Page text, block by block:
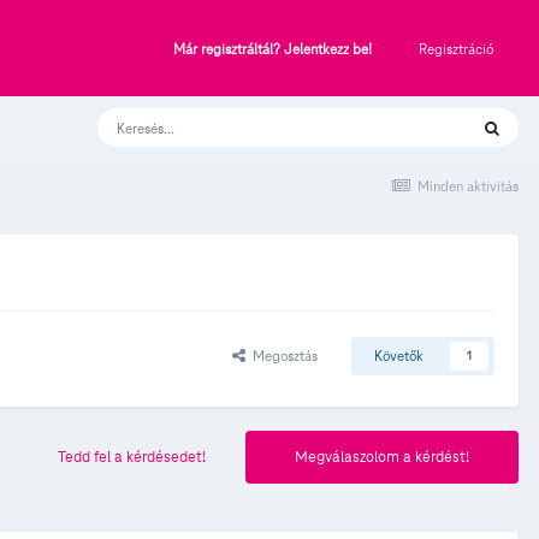
Már regisztráltál? Jelentkezz be! Regisztráció
Minden aktivitás
Megosztás Követők 1
Megválaszolom a kérdést!
Tedd fel a kérdésedet!